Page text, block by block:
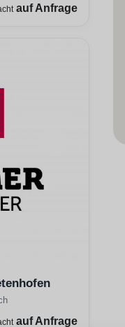
auf Anfrage
auf Anfrage